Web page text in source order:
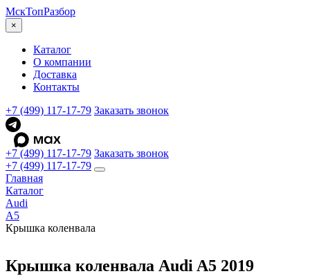
МскТопРазбор
×
Каталог
О компании
Доставка
Контакты
+7 (499) 117-17-79 Заказать звонок
+7 (499) 117-17-79 Заказать звонок
+7 (499) 117-17-79
Главная
Каталог
Audi
A5
Крышка коленвала
Крышка коленвала Audi A5 2019